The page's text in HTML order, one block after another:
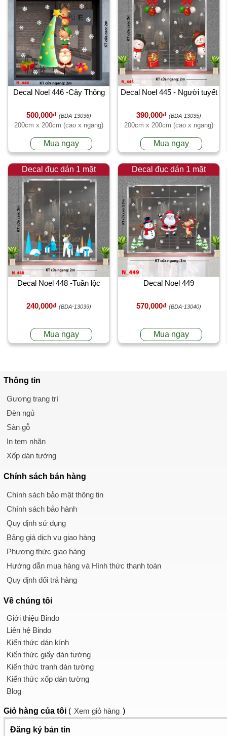
Decal Noel 446 -Cây Thông
500,000₫ (BDA-13036)
200cm x 200cm (cao x ngang)
Mua ngay
Decal Noel 445 - Người tuyết
390,000₫ (BDA-13035)
200cm x 200cm (cao x ngang)
Mua ngay
Decal đục dán 1 mặt
Decal Noel 448 -Tuần lộc
240,000₫ (BDA-13039)
Mua ngay
Decal đục dán 1 mặt
Decal Noel 449
570,000₫ (BDA-13040)
Mua ngay
Thông tin
Gương trang trí
Đèn ngủ
Sàn gỗ
In tem nhãn
Xốp dán tường
Chính sách bán hàng
Chính sách bảo mật thông tin
Chính sách bảo hành
Quy định sử dụng
Bảng giá dịch vụ giao hàng
Phương thức giao hàng
Hướng dẫn mua hàng và Hình thức thanh toán
Quy định đổi trả hàng
Về chúng tôi
Giới thiệu Bindo
Liên hệ Bindo
Kiến thức dán kính
Kiến thức giấy dán tường
Kiến thức tranh dán tường
Kiến thức xốp dán tường
Blog
Giỏ hàng của tôi ( Xem giỏ hàng )
Đăng ký bản tin